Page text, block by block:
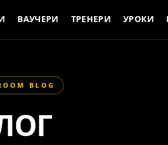
ВАУЧЕРИ ТРЕНЕРИ УРОКИ
BLOG